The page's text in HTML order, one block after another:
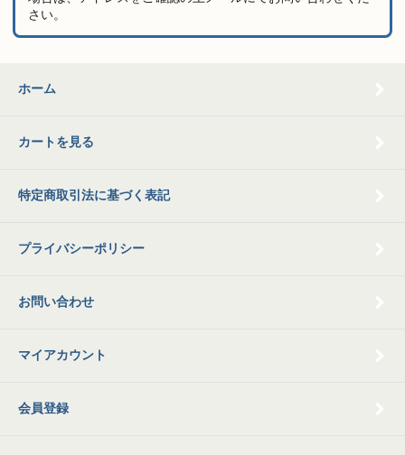
さい。
ホーム
カートを見る
特定商取引法に基づく表記
プライバシーポリシー
お問い合わせ
マイアカウント
会員登録